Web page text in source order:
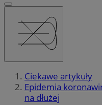
Ciekawe artykuły
Epidemia
na dłużej